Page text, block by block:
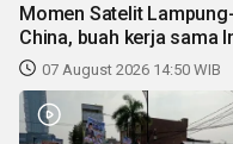
Momen Satelit
China, buah kerja sama
07 August 2026 14:50 WIB